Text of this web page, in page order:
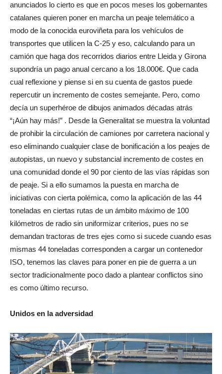
anunciados lo cierto es que en pocos meses los gobernantes
catalanes quieren poner en marcha un peaje telemático a
modo de la conocida euroviñeta para los vehículos de
transportes que utilicen la C-25 y eso, calculando para un
camión que haga dos recorridos diarios entre Lleida y Girona
supondría un pago anual cercano a los 18.000€. Que cada
cual reflexione y piense si en su cuenta de gastos puede
repercutir un incremento de costes semejante. Pero, como
decía un superhéroe de dibujos animados décadas atrás
“¡Aún hay más!” . Desde la Generalitat se muestra la voluntad
de prohibir la circulación de camiones por carretera nacional y
eso eliminando cualquier clase de bonificación a los peajes de
autopistas, un nuevo y substancial incremento de costes en
una comunidad donde el 90 por ciento de las vías rápidas son
de peaje. Si a ello sumamos la puesta en marcha de
iniciativas con cierta polémica, como la aplicación de las 44
toneladas en ciertas rutas de un ámbito máximo de 100
kilómetros de radio sin uniformizar criterios, pues no se
demandan tractoras de tres ejes como si sucede cuando esas
mismas 44 toneladas corresponden a cargar un contenedor
ISO, tenemos las claves para poner en pie de guerra a un
sector tradicionalmente poco dado a plantear conflictos sino
es como último recurso.
Unidos en la adversidad